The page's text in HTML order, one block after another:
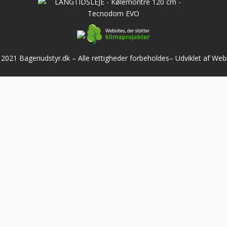
Bageriudstyr.dk – Alle rettigheder forbeholdes– Udviklet af